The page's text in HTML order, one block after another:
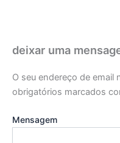
deixar uma
O seu endereço de email
obrigatórios marcados
Mensagem